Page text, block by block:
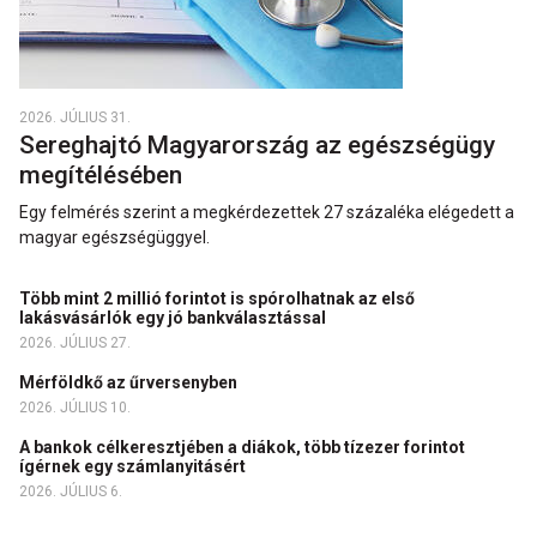
2026. JÚLIUS 31.
Sereghajtó Magyarország az egészségügy
megítélésében
Egy felmérés szerint a megkérdezettek 27 százaléka elégedett a
magyar egészségüggyel.
Több mint 2 millió forintot is spórolhatnak az első
lakásvásárlók egy jó bankválasztással
2026. JÚLIUS 27.
Mérföldkő az űrversenyben
2026. JÚLIUS 10.
A bankok célkeresztjében a diákok, több tízezer forintot
ígérnek egy számlanyitásért
2026. JÚLIUS 6.